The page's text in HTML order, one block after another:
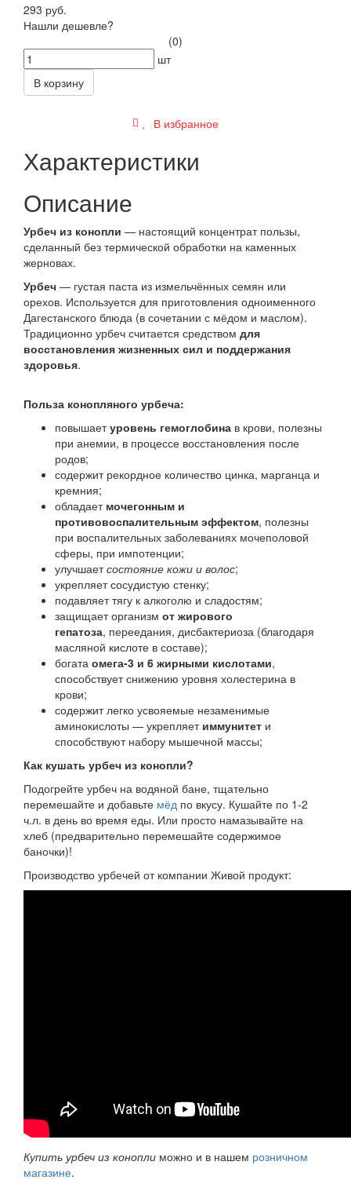
293 руб.
Нашли дешевле?
(0)
шт
В корзину
В избранное
Характеристики
Описание
Урбеч из конопли — настоящий концентрат пользы,
сделанный без термической обработки на каменных
жерновах.
Урбеч — густая паста из измельчённых семян или
орехов. Используется для приготовления одноименного
Дагестанского блюда (в сочетании с мёдом и маслом).
Традиционно урбеч считается средством для
восстановления жизненных сил и поддержания
здоровья.
Польза конопляного урбеча:
повышаетуровень гемоглобина в крови, полезны
при анемии, в процессе восстановления после
родов;
содержит рекордное количество цинка, марганца и
кремния;
обладает мочегонным и
противовоспалительным эффектом, полезны
при воспалительных заболеваниях мочеполовой
сферы, при импотенции;
улучшаетсостояние кожи и волос;
укрепляет сосудистую стенку;
подавляет тягу к алкоголю и сладостям;
защищает организм от жирового
гепатоза, переедания, дисбактериоза (благодаря
масляной кислоте в составе);
богата омега-3 и 6 жирными кислотами,
способствует снижению уровня холестерина в
крови;
содержит легко усвояемые незаменимые
аминокислоты — укрепляет иммунитет и
способствуют набору мышечной массы;
Как кушать урбеч из конопли?
Подогрейте урбеч на водяной бане, тщательно
перемешайте и добавьте мёд по вкусу. Кушайте по 1-2
ч.л. в день во время еды. Или просто намазывайте на
хлеб (предварительно перемешайте содержимое
баночки)!
Производство урбечей от компании Живой продукт:
Купить урбеч из конопли можно и в нашем розничном
магазине.